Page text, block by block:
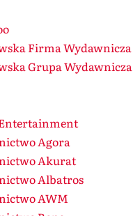
Firma Wydawnicza
Grupa Wydawnicza
Agora
Akurat
Albatros
AWM